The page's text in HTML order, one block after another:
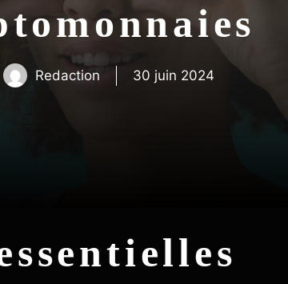
Redaction 30 juin 2024